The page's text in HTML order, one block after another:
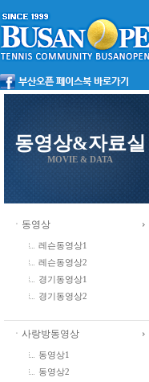
동영상&자료실
MOVIE & DATA
ㆍ동영상
레슨동영상1
레슨동영상2
경기동영상1
경기동영상2
ㆍ사랑방동영상
동영상1
동영상2